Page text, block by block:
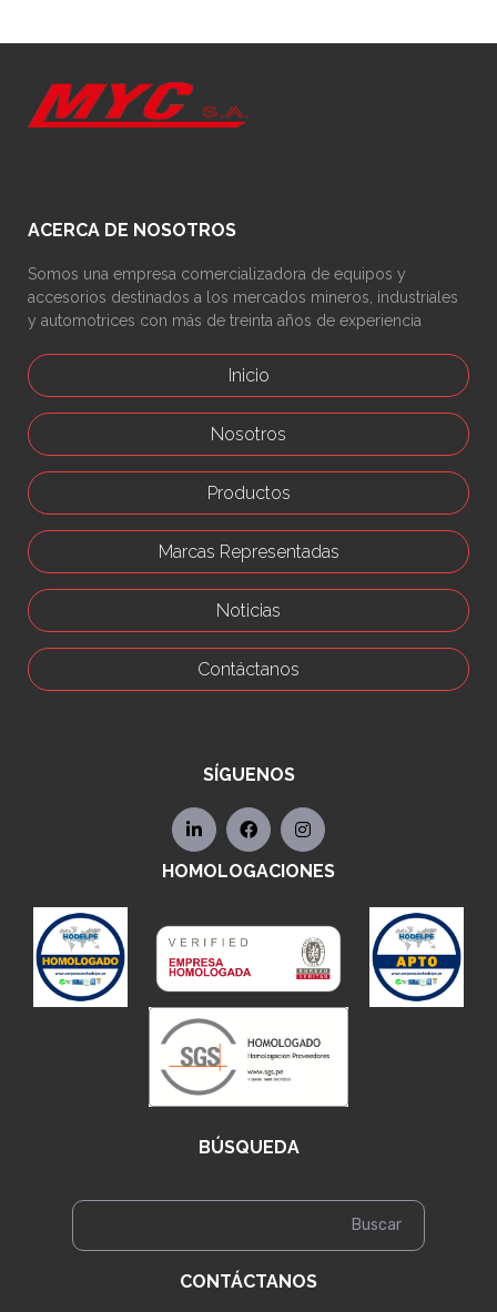
ACERCA DE NOSOTROS
Somos una empresa comercializadora de equipos y
accesorios destinados a los mercados mineros, industriales
y automotrices con más de treinta años de experiencia
Inicio
Nosotros
Productos
Marcas Representadas
Noticias
Contáctanos
SÍGUENOS
HOMOLOGACIONES
BÚSQUEDA
CONTÁCTANOS